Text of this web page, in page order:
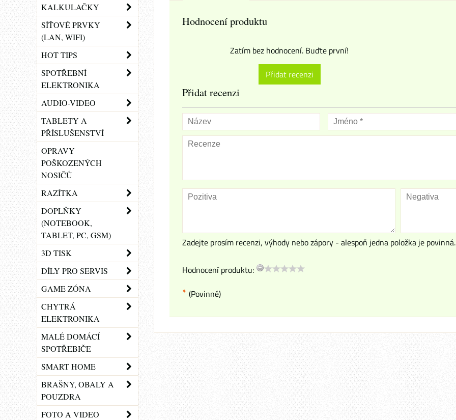
Hodnocení produktu
Zatím bez hodnocení. Buďte první!
Přidat recenzi
Přidat recenzi
Zadejte prosím recenzi, výhody nebo zápory - alespoň jedna položka je povinná.
Hodnocení produktu:
* (Povinné)
KALKULAČKY
SÍŤOVÉ PRVKY
(LAN, WIFI)
HOT TIPS
SPOTŘEBNÍ
ELEKTRONIKA
AUDIO-VIDEO
TABLETY A
PŘÍSLUŠENSTVÍ
OPRAVY
POŠKOZENÝCH
NOSIČŮ
RAZÍTKA
DOPLŇKY
(NOTEBOOK,
TABLET, PC, GSM)
3D TISK
DÍLY PRO SERVIS
GAME ZÓNA
CHYTRÁ
ELEKTRONIKA
MALÉ DOMÁCÍ
SPOTŘEBIČE
SMART HOME
BRAŠNY, OBALY A
POUZDRA
FOTO A VIDEO